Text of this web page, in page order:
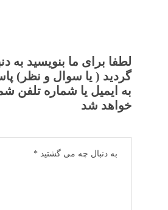
لطفا برای ما بنویسید به
گردید ( یا سوال و نظر)
به ایمیل یا شماره تلفن
خواهد شد